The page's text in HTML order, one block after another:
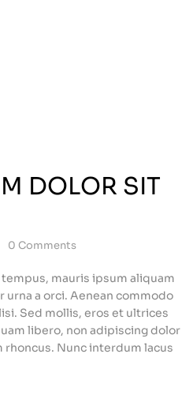
DOLOR SIT
0 Comments
mauris ipsum aliquam
a orci. Aenean commodo
Sed mollis, eros et ultrices
libero, non adipiscing dolor
rhoncus. Nunc interdum lacus